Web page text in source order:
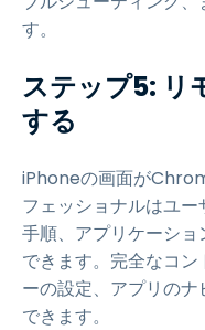
す。
ステップ5: リ
する
iPhoneの画面が
フェッショナルはユ
手順、アプリケーシ
できます。完全なコ
ーの設定、アプリの
できます。